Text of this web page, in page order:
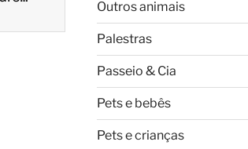
Outros animais
Palestras
Passeio & Cia
Pets e bebês
Pets e crianças